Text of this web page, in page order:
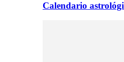
Calendario